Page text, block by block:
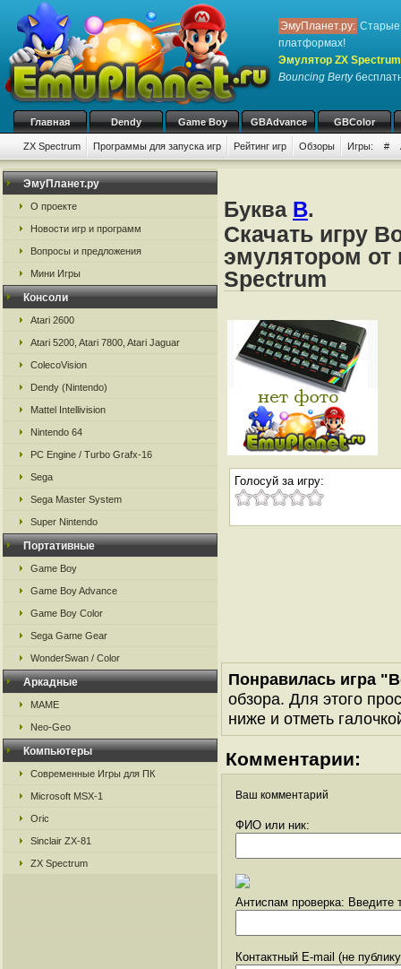
ЭмуПланет.ру: Старые
платформах!
Эмулятор ZX
Bouncing Berty
Главная Dendy Game Boy GBAdvance GBColor
ZX Spectrum Программы для запуска игр Рейтинг игр Обзоры Игры: #
ЭмуПланет.ру
О проекте
Новости игр и программ
Вопросы и предложения
Мини Игры
Консоли
Atari 2600
Atari 5200, Atari 7800, Atari Jaguar
ColecoVision
Dendy (Nintendo)
Mattel Intellivision
Nintendo 64
PC Engine / Turbo Grafx-16
Sega
Sega Master System
Super Nintendo
Портативные
Game Boy
Game Boy Advance
Game Boy Color
Sega Game Gear
WonderSwan / Color
Аркадные
MAME
Neo-Geo
Компьютеры
Современные Игры для ПК
Microsoft MSX-1
Oric
Sinclair ZX-81
ZX Spectrum
Буква B.
Скачать игру
эмулятором от
Spectrum
Голосуй за игру:
Понравилась игра
обзора. Для этого
ниже и отметь
Комментарии:
Ваш комментарий
ФИО или ник:
Антиспам проверка: Введите
Контактный E-mail (не